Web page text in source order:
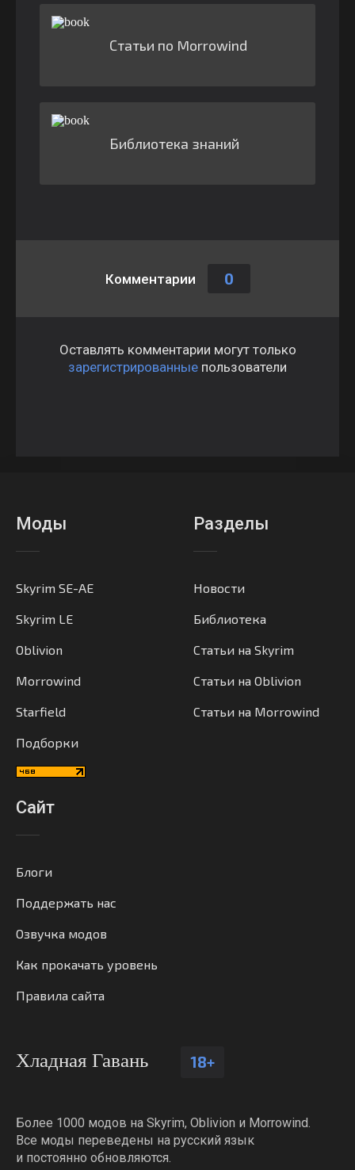
Статьи по Morrowind
Библиотека знаний
Комментарии 0
Оставлять комментарии могут только
зарегистрированные пользователи
Моды
Skyrim SE-AE
Skyrim LE
Oblivion
Morrowind
Starfield
Подборки
Разделы
Новости
Библиотека
Статьи на Skyrim
Статьи на Oblivion
Статьи на Morrowind
Сайт
Блоги
Поддержать нас
Озвучка модов
Как прокачать уровень
Правила сайта
Хладная Гавань 18+
Более 1000 модов на Skyrim, Oblivion и Morrowind.
Все моды переведены на русский язык
и постоянно обновляются.